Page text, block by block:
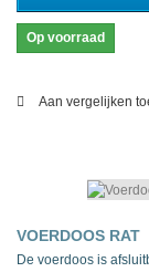
Op voorraad
Aan vergelijken
VOERDOOS RAT
De voerdoos is